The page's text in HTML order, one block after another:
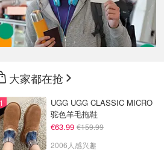
大家都在抢
UGG UGG CLASSIC MICRO
驼色羊毛拖鞋
€63.99 €159.99
2006人感兴趣